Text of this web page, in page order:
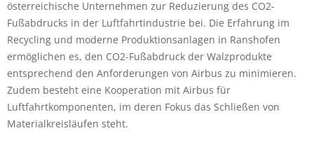
österreichische Unternehmen zur Reduzierung des CO2-
Fußabdrucks in der Luftfahrtindustrie bei. Die Erfahrung im
Recycling und moderne Produktionsanlagen in Ranshofen
ermöglichen es, den CO2-Fußabdruck der Walzprodukte
entsprechend den Anforderungen von Airbus zu minimieren.
Zudem besteht eine Kooperation mit Airbus für
Luftfahrtkomponenten, im deren Fokus das Schließen von
Materialkreisläufen steht.